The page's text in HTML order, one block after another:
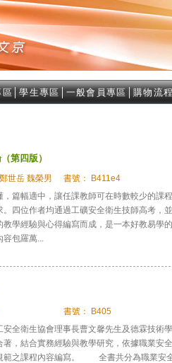
區 │學生專區 一般會員專區 購物流程
第四版）
世岳 魏榮男
書號： B411e4
幅適中，讓任課教師可在時數較少的課
四位作者均通過工礦安全衛生技師高考，
學經驗與心得編寫而成，是一本好教易學的
包羅萬...
書號： B405
衛生協會理事長曹文馨先生及德霖技術
著，結合實務經驗與教學研究，依據職業安
範之課程內容編寫。 全書共分為職業安